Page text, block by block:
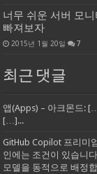
너무 쉬운 서버 모
빠져보자
2015년 1월 20일 7
최근 댓글
앱(Apps) – 아크몬드:
[…]...
GitHub Copilot 프리미
인에는 조건이 있습니
모델을 동적으로 배정